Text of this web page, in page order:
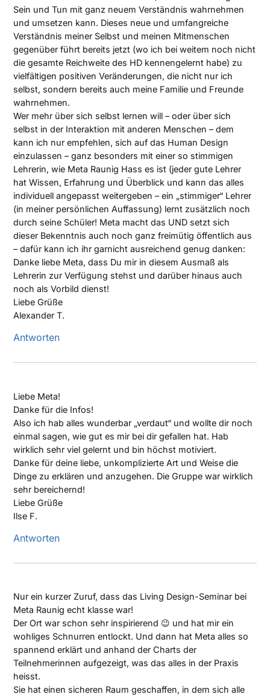
Sein und Tun mit ganz neuem Verständnis wahrnehmen
und umsetzen kann. Dieses neue und umfangreiche
Verständnis meiner Selbst und meinen Mitmenschen
gegenüber führt bereits jetzt (wo ich bei weitem noch nicht
die gesamte Reichweite des HD kennengelernt habe) zu
vielfältigen positiven Veränderungen, die nicht nur ich
selbst, sondern bereits auch meine Familie und Freunde
wahrnehmen.
Wer mehr über sich selbst lernen will – oder über sich
selbst in der Interaktion mit anderen Menschen – dem
kann ich nur empfehlen, sich auf das Human Design
einzulassen – ganz besonders mit einer so stimmigen
Lehrerin, wie Meta Raunig Hass es ist (jeder gute Lehrer
hat Wissen, Erfahrung und Überblick und kann das alles
individuell angepasst weitergeben – ein „stimmiger“ Lehrer
(in meiner persönlichen Auffassung) lernt zusätzlich noch
durch seine Schüler! Meta macht das UND setzt sich
dieser Bekenntnis auch noch ganz freimütig öffentlich aus
– dafür kann ich ihr garnicht ausreichend genug danken:
Danke liebe Meta, dass Du mir in diesem Ausmaß als
Lehrerin zur Verfügung stehst und darüber hinaus auch
noch als Vorbild dienst!
Liebe Grüße
Alexander T.
Antworten
Liebe Meta!
Danke für die Infos!
Also ich hab alles wunderbar „verdaut“ und wollte dir noch
einmal sagen, wie gut es mir bei dir gefallen hat. Hab
wirklich sehr viel gelernt und bin höchst motiviert.
Danke für deine liebe, unkomplizierte Art und Weise die
Dinge zu erklären und anzugehen. Die Gruppe war wirklich
sehr bereichernd!
Liebe Grüße
Ilse F.
Antworten
Nur ein kurzer Zuruf, dass das Living Design-Seminar bei
Meta Raunig echt klasse war!
Der Ort war schon sehr inspirierend 😉 und hat mir ein
wohliges Schnurren entlockt. Und dann hat Meta alles so
spannend erklärt und anhand der Charts der
Teilnehmerinnen aufgezeigt, was das alles in der Praxis
heisst.
Sie hat einen sicheren Raum geschaffen, in dem sich alle